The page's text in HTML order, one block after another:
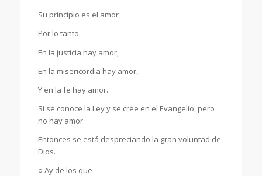
Su principio es el amor
Por lo tanto,
En la justicia hay amor,
En la misericordia hay amor,
Y en la fe hay amor.
Si se conoce la Ley y se cree en el Evangelio, pero
no hay amor
Entonces se está despreciando la gran voluntad de
Dios.
○ Ay de los que